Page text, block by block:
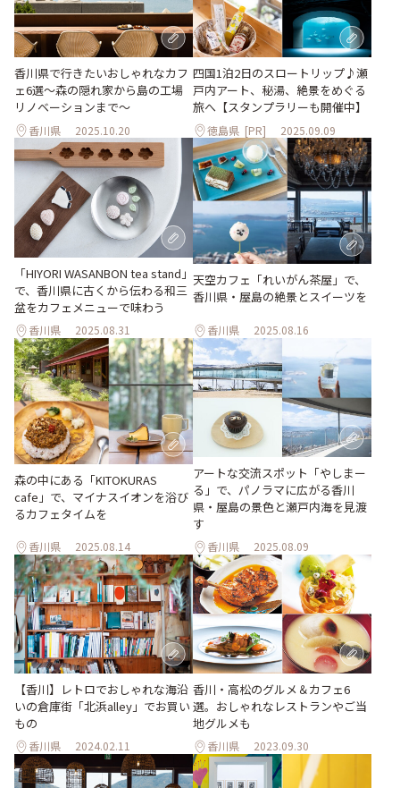
香川県で行きたいおしゃれなカフ
ェ6選〜森の隠れ家から島の工場
リノベーションまで〜
香川県 2025.10.20
四国1泊2日のスロートリップ♪瀬
戸内アート、秘湯、絶景をめぐる
旅へ【スタンプラリーも開催中】
徳島県 [PR] 2025.09.09
「HIYORI WASANBON tea stand」
で、香川県に古くから伝わる和三
盆をカフェメニューで味わう
香川県 2025.08.31
天空カフェ「れいがん茶屋」で、
香川県・屋島の絶景とスイーツを
香川県 2025.08.16
森の中にある「KITOKURAS
cafe」で、マイナスイオンを浴び
るカフェタイムを
香川県 2025.08.14
アートな交流スポット「やしまー
る」で、パノラマに広がる香川
県・屋島の景色と瀬戸内海を見渡
す
香川県 2025.08.09
【香川】レトロでおしゃれな海沿
いの倉庫街「北浜alley」でお買い
もの
香川県 2024.02.11
香川・高松のグルメ＆カフェ6
選。おしゃれなレストランやご当
地グルメも
香川県 2023.09.30